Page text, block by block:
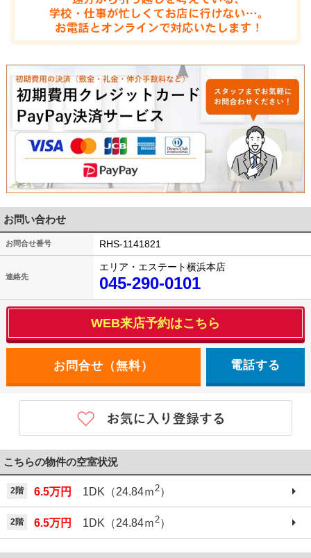
お問い合わせ
お問合せ番号 RHS-1141821
連絡先
エリア・エステート横浜本店
045-290-0101
WEB来店予約はこちら
電話する
こちらの物件の空室状況
2階 6.5万円 1DK（24.84ｍ 2）
2階 6.5万円 1DK（24.84ｍ 2）